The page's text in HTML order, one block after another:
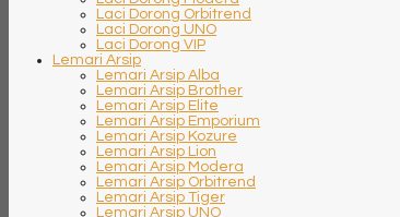
Laci Dorong Orbitrend
Laci Dorong UNO
Laci Dorong VIP
Lemari Arsip
Lemari Arsip Alba
Lemari Arsip Brother
Lemari Arsip Elite
Lemari Arsip Emporium
Lemari Arsip Kozure
Lemari Arsip Lion
Lemari Arsip Modera
Lemari Arsip Orbitrend
Lemari Arsip Tiger
Lemari Arsip UNO